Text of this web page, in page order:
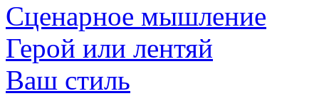
Сценарное мышление
Герой или лентяй
Ваш стиль